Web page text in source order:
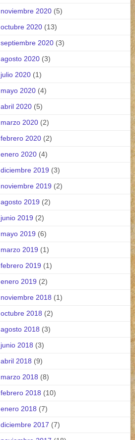
noviembre 2020 (5)
octubre 2020 (13)
septiembre 2020 (3)
agosto 2020 (3)
julio 2020 (1)
mayo 2020 (4)
abril 2020 (5)
marzo 2020 (2)
febrero 2020 (2)
enero 2020 (4)
diciembre 2019 (3)
noviembre 2019 (2)
agosto 2019 (2)
junio 2019 (2)
mayo 2019 (6)
marzo 2019 (1)
febrero 2019 (1)
enero 2019 (2)
noviembre 2018 (1)
octubre 2018 (2)
agosto 2018 (3)
junio 2018 (3)
abril 2018 (9)
marzo 2018 (8)
febrero 2018 (10)
enero 2018 (7)
diciembre 2017 (7)